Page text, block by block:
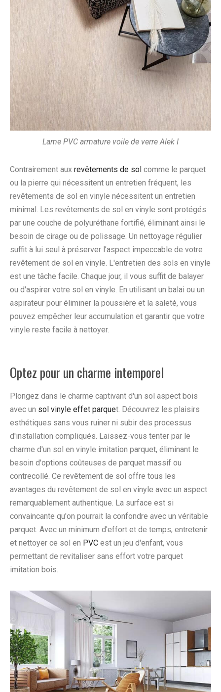
Lame PVC armature voile de verre Alek I
Contrairement aux revêtements de sol comme le parquet
ou la pierre qui nécessitent un entretien fréquent, les
revêtements de sol en vinyle nécessitent un entretien
minimal. Les revêtements de sol en vinyle sont protégés
par une couche de polyuréthane fortifié, éliminant ainsi le
besoin de cirage ou de polissage. Un nettoyage régulier
suffit à lui seul à préserver l’aspect impeccable de votre
revêtement de sol en vinyle. L'entretien des sols en vinyle
est une tâche facile. Chaque jour, il vous suffit de balayer
ou d'aspirer votre sol en vinyle. En utilisant un balai ou un
aspirateur pour éliminer la poussière et la saleté, vous
pouvez empêcher leur accumulation et garantir que votre
vinyle reste facile à nettoyer.
Optez pour un charme intemporel
Plongez dans le charme captivant d'un sol aspect bois
avec un sol vinyle effet parquet. Découvrez les plaisirs
esthétiques sans vous ruiner ni subir des processus
d'installation compliqués. Laissez-vous tenter par le
charme d'un sol en vinyle imitation parquet, éliminant le
besoin d'options coûteuses de parquet massif ou
contrecollé. Ce revêtement de sol offre tous les
avantages du revêtement de sol en vinyle avec un aspect
remarquablement authentique. La surface est si
convaincante qu'on pourrait la confondre avec un véritable
parquet. Avec un minimum d'effort et de temps, entretenir
et nettoyer ce sol en PVC est un jeu d'enfant, vous
permettant de revitaliser sans effort votre parquet
imitation bois.